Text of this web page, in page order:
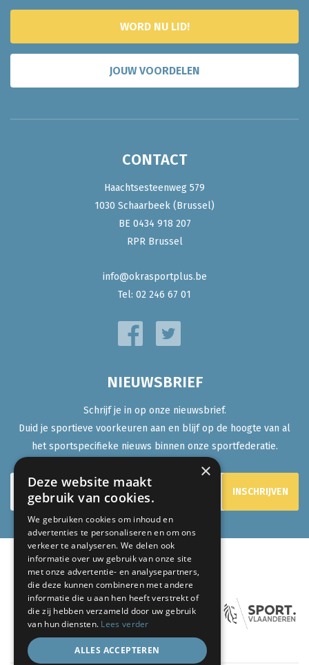
WORD NU LID!
JOUW VOORDELEN
CONTACT
Haachtsesteenweg 579
1030 Schaarbeek (Brussel)
BE 0434 918 207
RPR Brussel
info@okrasportplus.be
Tel: 02 246 67 01
NIEUWSBRIEF
Schrijf je in op onze nieuwsbrief.
Duid je sportieve voorkeuren aan en blijf op de hoogte van al
het sportspecifieke nieuws binnen onze sportfederatie.
ONZE PARTNERS:
×
Deze website maakt
gebruik van cookies.
We gebruiken cookies om inhoud en
advertenties te personaliseren en om ons
verkeer te analyseren. We delen ook
informatie over uw gebruik van onze site
met onze advertentie- en analysepartners,
die deze kunnen combineren met andere
informatie die u aan hen heeft verstrekt of
die zij hebben verzameld door uw gebruik
van hun diensten. Lees verder
ALLES ACCEPTEREN